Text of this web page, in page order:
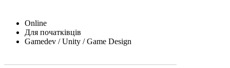
Online
Для початківців
Gamedev / Unity / Game Design